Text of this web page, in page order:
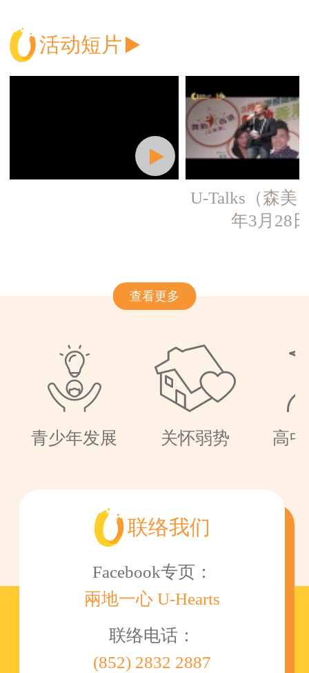
活动短片
U-Talks（森美
年3月28日
查看更多
青少年发展 关怀弱势 高
联络我们
Facebook专页：
兩地一心 U-Hearts
联络电话：
(852) 2832 2887